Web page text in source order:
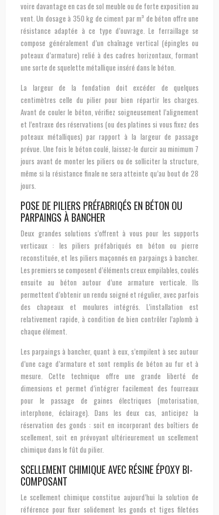
voire davantage en cas de sol meuble ou de forte exposition au
vent. Un dosage à 350 kg de ciment par m³ de béton offre une
résistance adaptée à ce type d’ouvrage. Le ferraillage se
compose généralement d’un chaînage vertical (épingles ou
poteaux d’armature) relié à des cadres horizontaux, formant
une sorte de squelette métallique inséré dans le béton.
La largeur de la fondation doit excéder de quelques
centimètres celle du pilier pour bien répartir les charges.
Avant de couler le béton, vérifiez soigneusement l’alignement
et l’entraxe des réservations (ou des platines si vous fixez des
poteaux métalliques) par rapport à la largeur de passage
prévue. Une fois le béton coulé, laissez-le durcir au minimum 7
jours avant de monter les piliers ou de solliciter la structure,
même si la résistance finale ne sera atteinte qu’au bout de 28
jours.
POSE DE PILIERS PRÉFABRIQÉS EN BÉTON OU
PARPAINGS À BANCHER
Deux grandes solutions s’offrent à vous pour les supports
verticaux : les piliers préfabriqués en béton ou pierre
reconstituée, et les piliers maçonnés en parpaings à bancher.
Les premiers se composent d’éléments creux empilables, coulés
ensuite au béton autour d’une armature verticale. Ils
permettent d’obtenir un rendu soigné et régulier, avec parfois
des chapeaux et moulures intégrés. L’installation est
relativement rapide, à condition de bien contrôler l’aplomb à
chaque élément.
Les parpaings à bancher, quant à eux, s’empilent à sec autour
d’une cage d’armature et sont remplis de béton au fur et à
mesure. Cette technique offre une grande liberté de
dimensions et permet d’intégrer facilement des fourreaux
pour le passage de gaines électriques (motorisation,
interphone, éclairage). Dans les deux cas, anticipez la
réservation des gonds : soit en incorporant des boîtiers de
scellement, soit en prévoyant ultérieurement un scellement
chimique dans le fût du pilier.
SCELLEMENT CHIMIQUE AVEC RÉSINE ÉPOXY BI-
COMPOSANT
Le scellement chimique constitue aujourd’hui la solution de
référence pour fixer solidement les gonds et tiges filetées